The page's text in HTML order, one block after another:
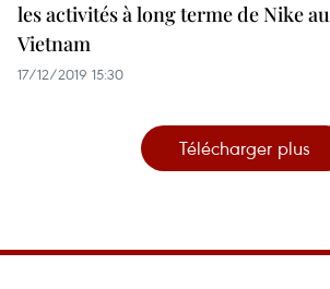
les activités à long terme de Nike au
Vietnam
17/12/2019 15:30
Télécharger plus